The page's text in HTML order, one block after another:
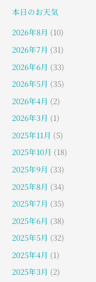
本日のお天気
2026年8月 (10)
2026年7月 (31)
2026年6月 (33)
2026年5月 (35)
2026年4月 (2)
2026年3月 (1)
2025年11月 (5)
2025年10月 (18)
2025年9月 (33)
2025年8月 (34)
2025年7月 (35)
2025年6月 (38)
2025年5月 (32)
2025年4月 (1)
2025年3月 (2)